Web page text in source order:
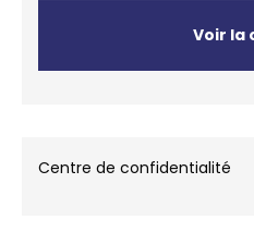
Voir la
Centre de confidentialité